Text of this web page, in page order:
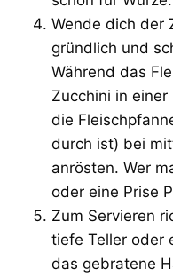
Wende dich der
gründlich und
Während das
Zucchini in
die
durch ist) bei
anrösten. Wer
oder eine Prise
Zum Servieren
tiefe Teller oder
das gebratene